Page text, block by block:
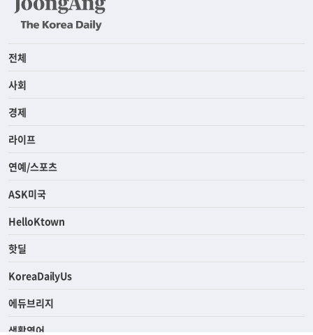
전체
사회
경제
라이프
연예/스포츠
ASK미국
HelloKtown
핫딜
KoreaDailyUs
에듀브리지
생활영어